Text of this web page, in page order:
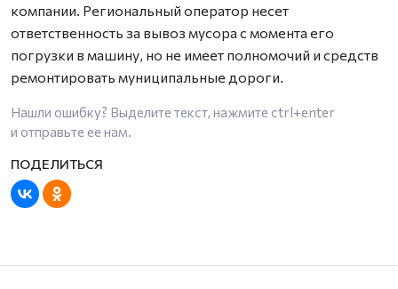
компании. Региональный оператор несет
ответственность за вывоз мусора с момента его
погрузки в машину, но не имеет полномочий и средств
ремонтировать муниципальные дороги.
Нашли ошибку? Выделите текст, нажмите ctrl+enter
и отправьте ее нам.